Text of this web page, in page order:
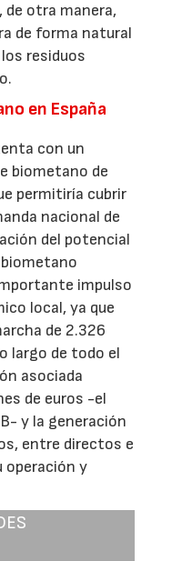
de otra manera,
de forma natural
residuos
en España
con un
biometano de
permitiría cubrir
nacional de
del potencial
impulso
local, ya que
de 2.326
largo de todo el
asociada
de euros -el
y la generación
entre directos e
operación y